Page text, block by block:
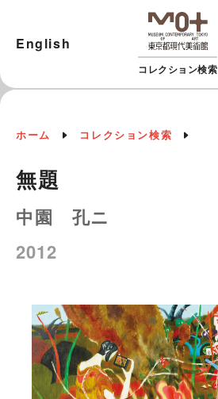
コレクション検索
English
ホーム コレクション検索
無題
中園 孔ニ
2012